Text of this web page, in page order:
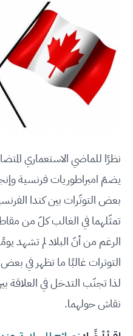
نظرًا للماضي الاستعماري
يضمّ امبراطوريات فرنسية
بعض التوتّرات بين كندا
تمثّلهما في الغالب كلّ من
الرغم من أنّ البلاد لم تشهد
التوترات غالبًا ما تظهر في
لذا تجنّب التدخل في العلاقة
نقاش حولهما.